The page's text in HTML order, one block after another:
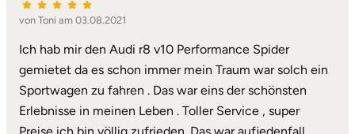
von Toni am 03.08.2021
Ich hab mir den Audi r8 v10 Performance Spider
gemietet da es schon immer mein Traum war solch ein
Sportwagen zu fahren . Das war eins der schönsten
Erlebnisse in meinen Leben . Toller Service , super
Langenselbold
Leipzig
Leutkirch